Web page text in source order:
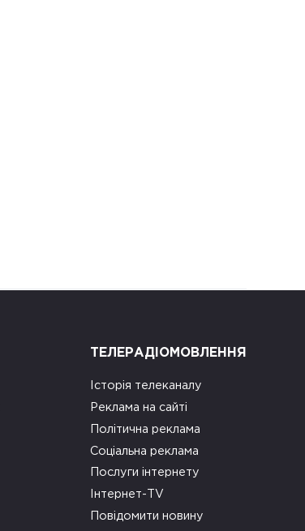
ТЕЛЕРАДІОМОВЛЕННЯ
Історія телеканалу
Реклама на сайті
Політична реклама
Соціальна реклама
Послуги інтернету
Інтернет-TV
Повідомити новину